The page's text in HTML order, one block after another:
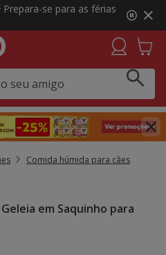
Prepara-se para as férias
Comida húmida para cães
em Saquinho para